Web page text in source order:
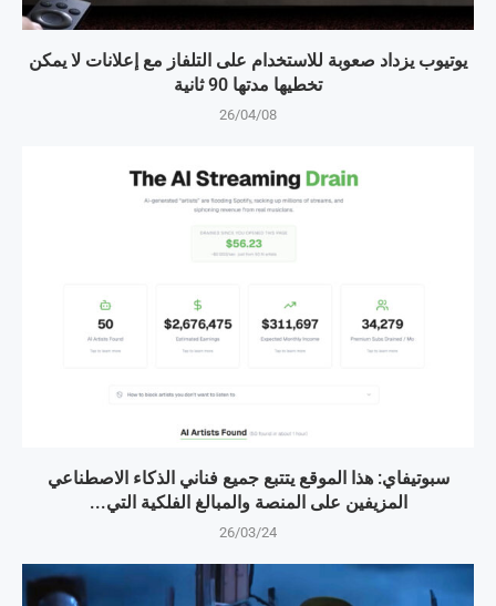
يوتيوب يزداد صعوبة للاستخدام على التلفاز مع إعلانات لا يمكن
تخطيها مدتها 90 ثانية
26/04/08
سبوتيفاي: هذا الموقع يتتبع جميع فناني الذكاء الاصطناعي
المزيفين على المنصة والمبالغ الفلكية التي...
26/03/24